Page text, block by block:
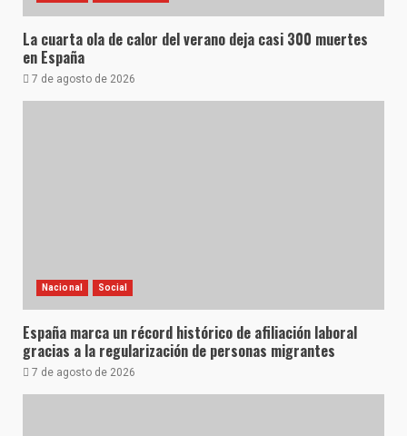
La cuarta ola de calor del verano deja casi 300 muertes
en España
7 de agosto de 2026
Nacional Social
España marca un récord histórico de afiliación laboral
gracias a la regularización de personas migrantes
7 de agosto de 2026